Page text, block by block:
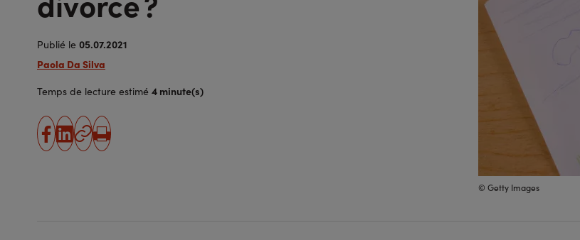
Publié le 05.07.2021
Paola Da Silva
Temps de lecture estimé 4 minute(s)
partager
partager
Copier
Imprimer
© Getty Images